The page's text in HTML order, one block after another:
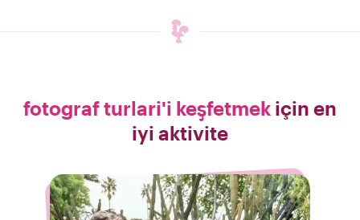
fotograf turlari'i keşfetmek için en
iyi aktivite